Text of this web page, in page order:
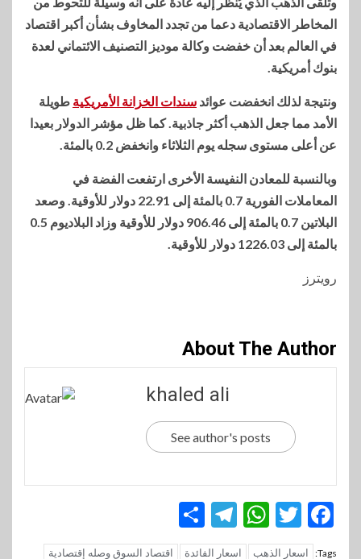
المخاطر الاقتصادية دعما من تجدد المخاوف بشأن أكبر اقتصاد
في العالم بعد أن خفضت وكالة موديز التصنيف الائتماني لعدة
بنوك أمريكية.
ونتيجة لذلك انخفضت عوائد سندات الخزانة الأمريكية طويلة
الأمد مما جعل الذهب أكثر جاذبية. كما ظل مؤشر الدولار بعيدا
عن أعلى مستوى سجله يوم الثلاثاء وانخفض 0.2 بالمئة.
وبالنسبة للمعادن النفيسة الأخرى ارتفعت الفضة في
المعاملات الفورية 0.7 بالمئة إلى 22.91 دولار للأوقية. وصعد
البلاتين 0.7 بالمئة إلى 906.46 دولار للأوقية وزاد البلاديوم 0.5
بالمئة إلى 1226.03 دولار للأوقية.
رويترز
About The Author
khaled ali
See author's posts
Facebook
Twitter
WhatsApp
Telegram
Tags: اسعار الذهب اسعار الفائدة
اقتصاد السوق وصله إقتصادية